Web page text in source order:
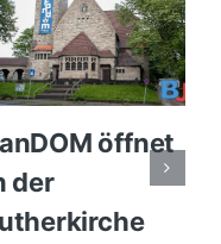
öffnet
der